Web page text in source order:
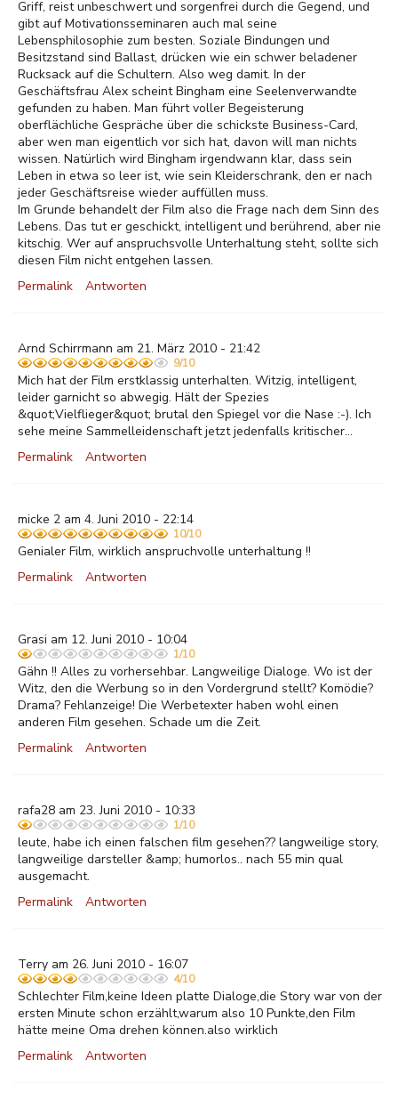
Griff, reist unbeschwert und sorgenfrei durch die Gegend, und
gibt auf Motivationsseminaren auch mal seine
Lebensphilosophie zum besten. Soziale Bindungen und
Besitzstand sind Ballast, drücken wie ein schwer beladener
Rucksack auf die Schultern. Also weg damit. In der
Geschäftsfrau Alex scheint Bingham eine Seelenverwandte
gefunden zu haben. Man führt voller Begeisterung
oberflächliche Gespräche über die schickste Business-Card,
aber wen man eigentlich vor sich hat, davon will man nichts
wissen. Natürlich wird Bingham irgendwann klar, dass sein
Leben in etwa so leer ist, wie sein Kleiderschrank, den er nach
jeder Geschäftsreise wieder auffüllen muss.
Im Grunde behandelt der Film also die Frage nach dem Sinn des
Lebens. Das tut er geschickt, intelligent und berührend, aber nie
kitschig. Wer auf anspruchsvolle Unterhaltung steht, sollte sich
diesen Film nicht entgehen lassen.
Permalink
Antworten
Arnd Schirrmann am 21. März 2010 - 21:42
9/10
Mich hat der Film erstklassig unterhalten. Witzig, intelligent,
leider garnicht so abwegig. Hält der Spezies
&quot;Vielflieger&quot; brutal den Spiegel vor die Nase :-). Ich
sehe meine Sammelleidenschaft jetzt jedenfalls kritischer...
Permalink
Antworten
micke 2 am 4. Juni 2010 - 22:14
10/10
Genialer Film, wirklich anspruchvolle unterhaltung !!
Permalink
Antworten
Grasi am 12. Juni 2010 - 10:04
1/10
Gähn !! Alles zu vorhersehbar. Langweilige Dialoge. Wo ist der
Witz, den die Werbung so in den Vordergrund stellt? Komödie?
Drama? Fehlanzeige! Die Werbetexter haben wohl einen
anderen Film gesehen. Schade um die Zeit.
Permalink
Antworten
rafa28 am 23. Juni 2010 - 10:33
1/10
leute, habe ich einen falschen film gesehen?? langweilige story,
langweilige darsteller &amp; humorlos.. nach 55 min qual
ausgemacht.
Permalink
Antworten
Terry am 26. Juni 2010 - 16:07
4/10
Schlechter Film,keine Ideen platte Dialoge,die Story war von der
ersten Minute schon erzählt,warum also 10 Punkte,den Film
hätte meine Oma drehen können.also wirklich
Permalink
Antworten